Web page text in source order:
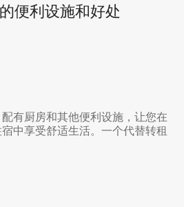
便利设施和好处
有厨房和其他便利设施，让您在
中享受舒适生活。一个代替转租